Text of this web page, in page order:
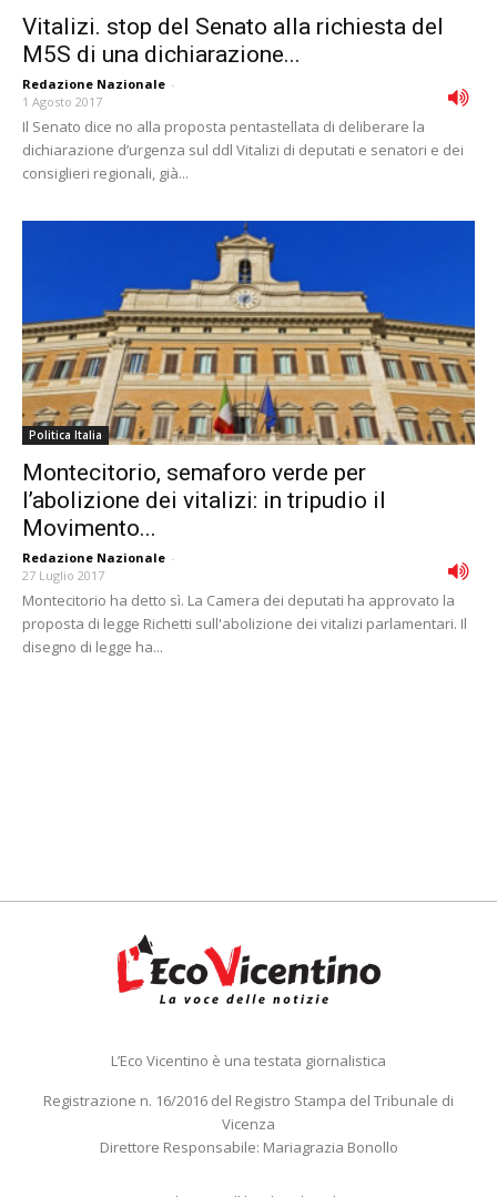
Vitalizi. stop del Senato alla richiesta del
M5S di una dichiarazione...
Redazione Nazionale -
1 Agosto 2017
Il Senato dice no alla proposta pentastellata di deliberare la
dichiarazione d’urgenza sul ddl Vitalizi di deputati e senatori e dei
consiglieri regionali, già...
Politica Italia
Montecitorio, semaforo verde per
l’abolizione dei vitalizi: in tripudio il
Movimento...
Redazione Nazionale -
27 Luglio 2017
Montecitorio ha detto sì. La Camera dei deputati ha approvato la
proposta di legge Richetti sull'abolizione dei vitalizi parlamentari. Il
disegno di legge ha...
L’Eco Vicentino è una testata giornalistica
Registrazione n. 16/2016 del Registro Stampa del Tribunale di
Vicenza
Direttore Responsabile: Mariagrazia Bonollo